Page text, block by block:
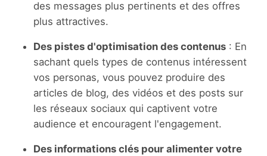
des messages plus pertinents et des offres
plus attractives.
Des pistes d'optimisation des contenus : En
sachant quels types de contenus intéressent
vos personas, vous pouvez produire des
articles de blog, des vidéos et des posts sur
les réseaux sociaux qui captivent votre
audience et encouragent l'engagement.
Des informations clés pour alimenter votre